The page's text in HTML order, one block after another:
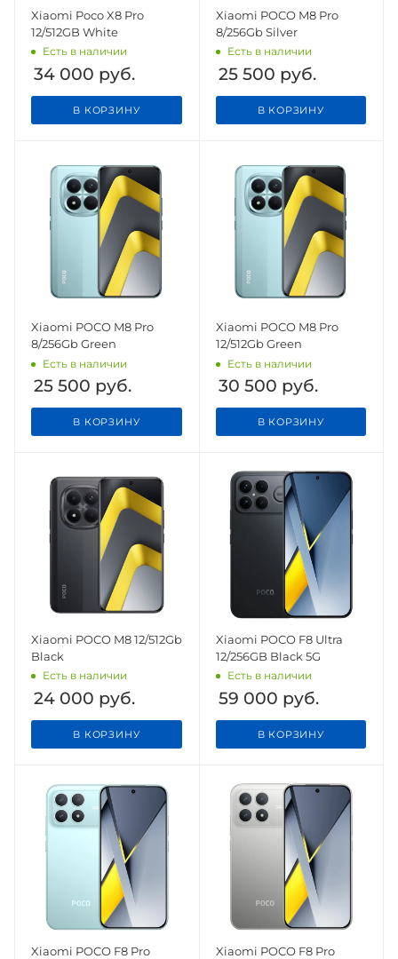
Xiaomi Poco X8 Pro
12/512GB White
Есть в наличии
34 000 руб.
В КОРЗИНУ
Xiaomi POCO M8 Pro
8/256Gb Silver
Есть в наличии
25 500 руб.
В КОРЗИНУ
Xiaomi POCO M8 Pro
8/256Gb Green
Есть в наличии
25 500 руб.
В КОРЗИНУ
Xiaomi POCO M8 Pro
12/512Gb Green
Есть в наличии
30 500 руб.
В КОРЗИНУ
Xiaomi POCO M8 12/512Gb
Black
Есть в наличии
24 000 руб.
В КОРЗИНУ
Xiaomi POCO F8 Ultra
12/256GB Black 5G
Есть в наличии
59 000 руб.
В КОРЗИНУ
Xiaomi POCO F8 Pro
Xiaomi POCO F8 Pro